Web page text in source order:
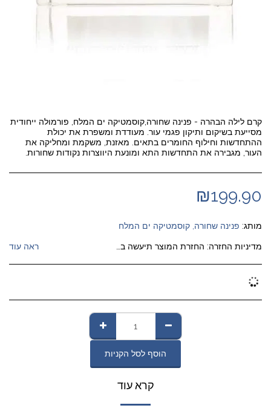
קרם לילה הבהרה - פנינה שחורה,קוסמטיקה ים המלח, פורמולה ייחודית
מסייעת בשיקום ותיקון פגמי עור. מעודדת ומשפרת את יכולת
ההתחדשות וחילוף החומרים בתאים. מאזנת, משקמת ומחליקה את
העור, מגבירה את התחדשות התא ומונעת היווצרות נקודות שחורות.
₪199.90
מותג: פנינה שחורה, קוסמטיקה ים המלח
מדיניות החזרה: החזרת המוצר תיעשה בתיאום איסוף המוצר מבית הלקוח על חשבון החברה (ככל שהמוצר סופק ללקוח באמצעות משלוח שליח ); במקרה ונשלח בדואר רשום יוחזר על חשבון הלקוח בדואר רשום (ג). עם הזיכוי תימסר ללקוח עותק מהודעת ביטול החיוב כאמור (ולא יגבו מהלקוח דמי ביטול כלשהם). ראה עוד
הוסף לסל הקניות
קרא עוד